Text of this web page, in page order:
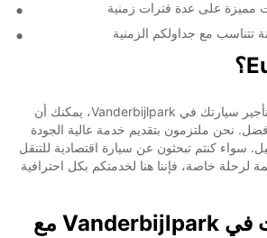
على عدة فترات زمنية
تتناسب مع جداولكم الزمنية
عندما تختار Europcar لتأجير سيارتك في Vanderbijlpark، يمكنك أن
نحن ملتزمون بتقديم خدمة عالية الجودة
سواء كنتم تبحثون عن سيارة اقتصادية للتنقل
لرحلة خاصة، فإننا هنا لخدمتكم بكل احترافية
تأجير السيارات في Vanderbijlpark مع